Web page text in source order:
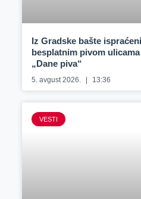
Iz Gradske bašte
besplatnim pivom
„Dane piva“
5. avgust 2026. 13:36
VESTI